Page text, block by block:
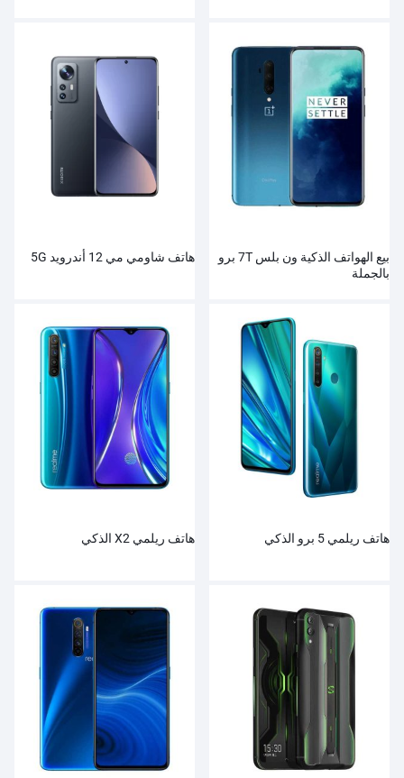
بيع الهواتف الذكية ون بلس 7T برو
بالجملة
هاتف شاومي مي 12 أندرويد 5G
هاتف ريلمي 5 برو الذكي هاتف ريلمي X2 الذكي